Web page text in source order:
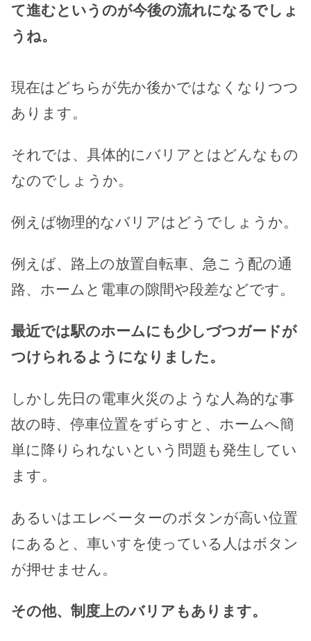
て進むというのが今後の流れになるでしょ
うね。
現在はどちらが先か後かではなくなりつつ
あります。
それでは、具体的にバリアとはどんなもの
なのでしょうか。
例えば物理的なバリアはどうでしょうか。
例えば、路上の放置自転車、急こう配の通
路、ホームと電車の隙間や段差などです。
最近では駅のホームにも少しづつガードが
つけられるようになりました。
しかし先日の電車火災のような人為的な事
故の時、停車位置をずらすと、ホームへ簡
単に降りられないという問題も発生してい
ます。
あるいはエレベーターのボタンが高い位置
にあると、車いすを使っている人はボタン
が押せません。
その他、制度上のバリアもあります。